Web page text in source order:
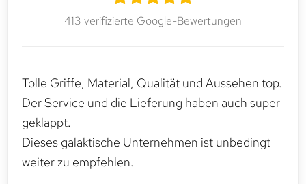
413 verifizierte Google-Bewertungen
Tolle Griffe, Material, Qualität und Aussehen top.
Der Service und die Lieferung haben auch super
geklappt.
Dieses galaktische Unternehmen ist unbedingt
weiter zu empfehlen.